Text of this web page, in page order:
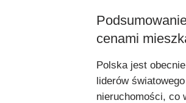
cenami
Polska jest
liderów
nieruchomości, co